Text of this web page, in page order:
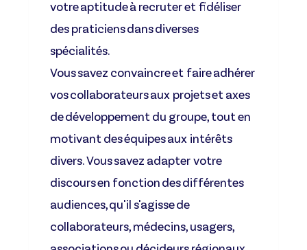
votre aptitude à recruter et fidéliser
des praticiens dans diverses
spécialités.
Vous savez convaincre et faire adhérer
vos collaborateurs aux projets et axes
de développement du groupe, tout en
motivant des équipes aux intérêts
divers. Vous savez adapter votre
discours en fonction des différentes
audiences, qu'il s'agisse de
collaborateurs, médecins, usagers,